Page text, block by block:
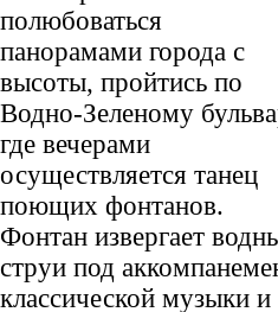
полюбоваться
панорамами города с
высоты, пройтись по
Водно-Зеленому
где вечерами
осуществляется танец
поющих фонтанов.
Фонтан извергает
струи под
классической музыки и